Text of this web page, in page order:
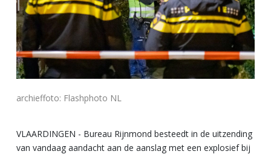
archieffoto: Flashphoto NL
VLAARDINGEN - Bureau Rijnmond besteedt in de uitzending
van vandaag aandacht aan de aanslag met een explosief bij